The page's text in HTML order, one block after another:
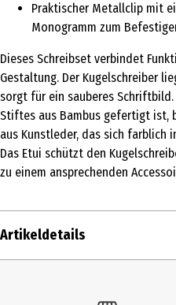
Praktischer Metallclip mit
Monogramm zum
Dieses Schreibset verbindet
Gestaltung. Der Kugelschreiber
sorgt für ein sauberes
Stiftes aus Bambus gefertigt ist,
aus Kunstleder, das sich farblich
Das Etui schützt den
zu einem ansprechenden
Artikeldetails